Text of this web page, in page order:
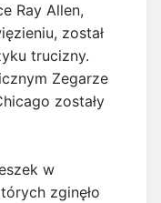
Ray Allen,
został
trucizny.
Zegarze
zostały
w
zginęło